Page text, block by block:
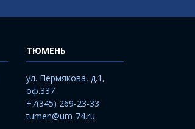
ТЮМЕНЬ
ул. Пермякова, д.1,
оф.337
+7(345) 269-23-33
tumen@um-74.ru